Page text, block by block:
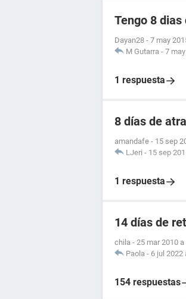
Tengo 8
Dayan28 - 7 may
M Gutarra - 7
1 respuesta
8 días de
amandafe - 15 sep
LJeri - 15 sep
1 respuesta
14 días de
chila - 25 mar 2010
Paola - 6 jul 2022
154 respuestas